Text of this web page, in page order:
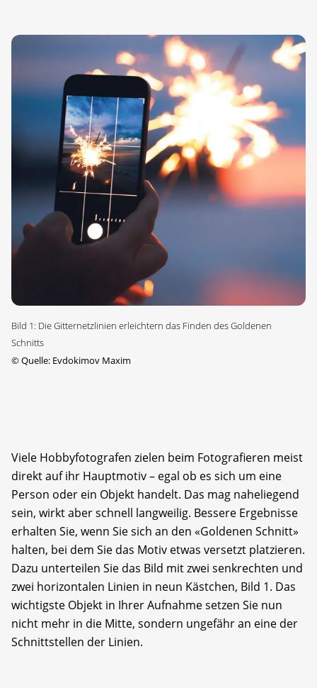
Bild 1: Die Gitternetzlinien erleichtern das Finden des Goldenen
Schnitts
©Quelle: Evdokimov Maxim
Viele Hobbyfotografen zielen beim Fotografieren meist
direkt auf ihr Hauptmotiv – egal ob es sich um eine
Person oder ein Objekt handelt. Das mag naheliegend
sein, wirkt aber schnell langweilig. Bessere Ergebnisse
erhalten Sie, wenn Sie sich an den «Goldenen Schnitt»
halten, bei dem Sie das Motiv etwas versetzt platzieren.
Dazu unterteilen Sie das Bild mit zwei senkrechten und
zwei horizontalen Linien in neun Kästchen, Bild 1. Das
wichtigste Objekt in Ihrer Aufnahme setzen Sie nun
nicht mehr in die Mitte, sondern ungefähr an eine der
Schnittstellen der Linien.